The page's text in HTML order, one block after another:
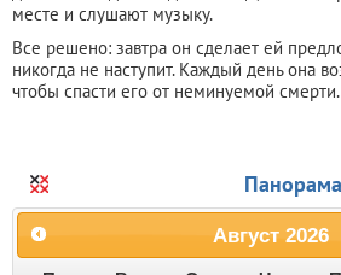
месте и слушают музыку.
Все решено: завтра он сделает ей
никогда не наступит. Каждый день она
чтобы спасти его от неминуемой смерти.
Панорама
Август 2026